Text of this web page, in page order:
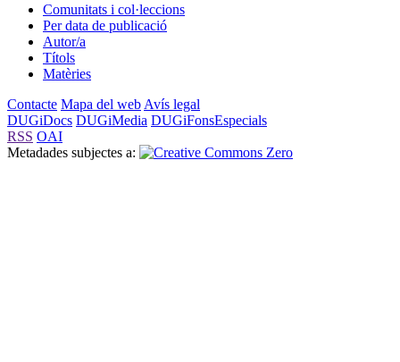
Comunitats i col·leccions
Per data de publicació
Autor/a
Títols
Matèries
Contacte Mapa del web Avís legal
DUGiDocs DUGiMedia DUGiFonsEspecials
RSS OAI
Metadades subjectes a: